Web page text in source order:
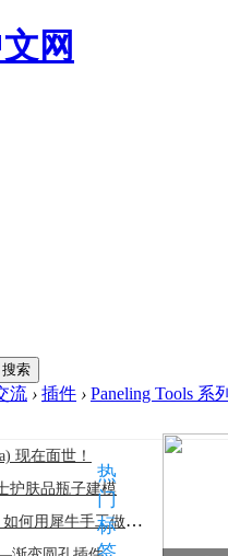
搜索
流 › 插件 › Paneling Tools 系
现在面世！
护肤品瓶子建模
何用犀牛手工做灰阶
热
门
标
签